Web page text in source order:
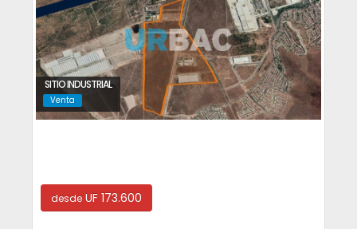
SITIO INDUSTRIAL
Venta
desde UF 173.600